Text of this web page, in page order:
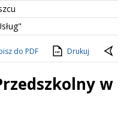
do PDF Drukuj
w